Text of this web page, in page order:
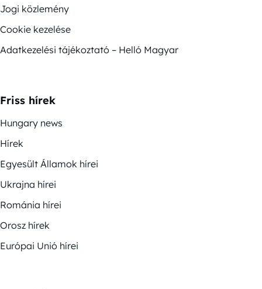
Jogi közlemény
Cookie kezelése
Adatkezelési tájékoztató – Helló Magyar
Friss hírek
Hungary news
Hírek
Egyesült Államok hírei
Ukrajna hírei
Románia hírei
Orosz hírek
Európai Unió hírei